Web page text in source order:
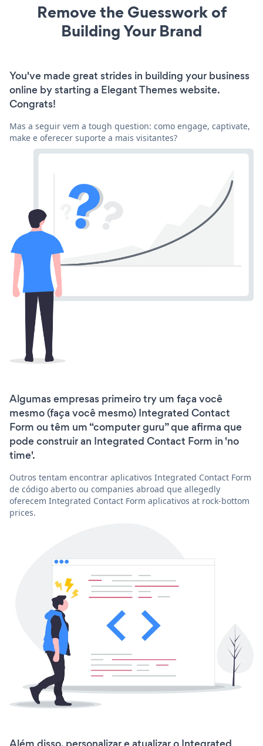
Remove the Guesswork of
Building Your Brand
You've made great strides in building your business
online by starting a Elegant Themes website.
Congrats!
Mas a seguir vem a tough question: como engage, captivate,
make e oferecer suporte a mais visitantes?
Algumas empresas primeiro try um faça você
mesmo (faça você mesmo) Integrated Contact
Form ou têm um “computer guru” que afirma que
pode construir an Integrated Contact Form in 'no
time'.
Outros tentam encontrar aplicativos Integrated Contact Form
de código aberto ou companies abroad que allegedly
oferecem Integrated Contact Form aplicativos at rock-bottom
prices.